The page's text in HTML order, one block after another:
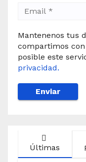
Mantenenos tus
compartimos
posible este
privacidad.
Últimas